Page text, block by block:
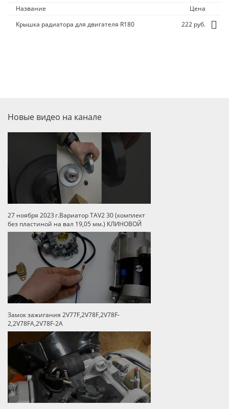
Название
Цена
Крышка радиатора для двигателя R180
222 руб.
Новые видео на канале
27 ноября 2023 г.Вариатор TAV2 30 (комплект
без пластиной на вал 19,05 мм.) КЛИНОВОЙ
Замок зажигания 2V77F,2V78F,2V78F-
2,2V78FA,2V78F-2A